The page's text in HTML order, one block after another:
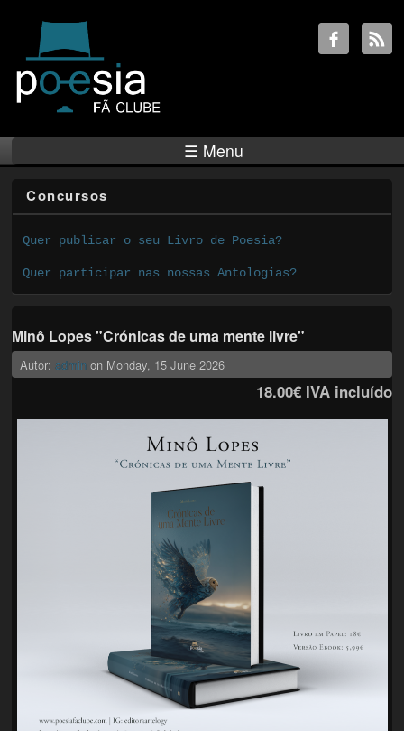
☰ Menu
Concursos
Quer publicar o seu Livro de Poesia?
Quer participar nas nossas Antologias?
Minô Lopes "Crónicas de uma mente livre"
Autor:admin on Monday, 15 June 2026
18.00€IVA incluído